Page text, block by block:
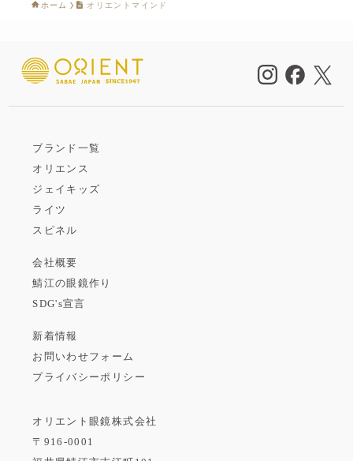
ホーム オリエントマインド
ブランド一覧
オリエンス
ジェイキッズ
ライツ
スピネル
会社概要
鯖江の眼鏡作り
SDG's宣言
新着情報
お問いわせフォーム
プライバシーポリシー
オリエント眼鏡株式会社
〒916-0001